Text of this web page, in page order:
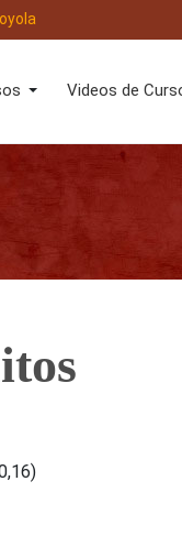
Videos de